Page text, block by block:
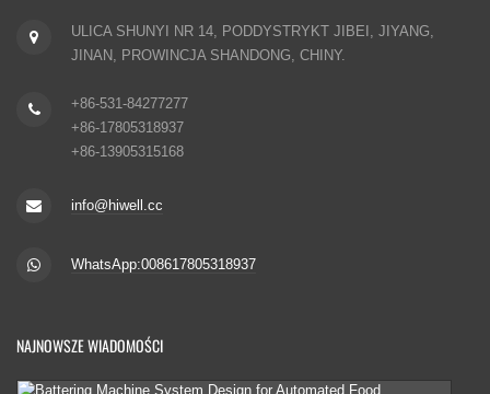
ULICA SHUNYI NR 14, PODDYSTRYKT JIBEI, JIYANG,
JINAN, PROWINCJA SHANDONG, CHINY.
+86-531-84277277
+86-17805318937
+86-13905315168
info@hiwell.cc
WhatsApp:008617805318937
NAJNOWSZE WIADOMOŚCI